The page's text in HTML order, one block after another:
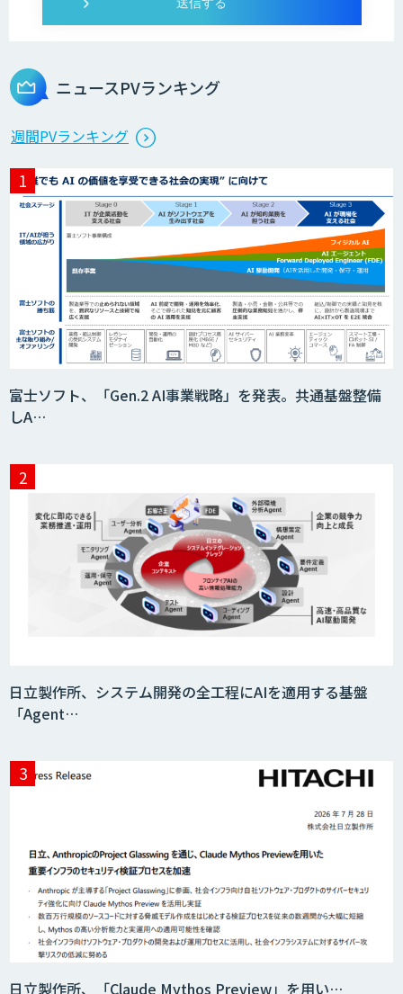
ニュースPVランキング
週間PVランキング
富士ソフト、「Gen.2 AI事業戦略」を発表。共通基盤整備
しA…
日立製作所、システム開発の全工程にAIを適用する基盤
「Agent…
日立製作所、「Claude Mythos Preview」を用い…